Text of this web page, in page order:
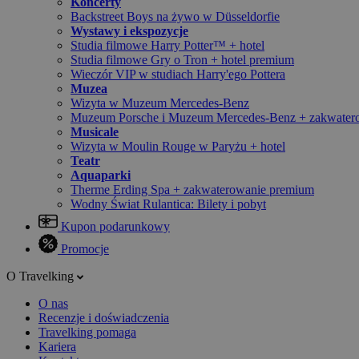
Backstreet Boys na żywo w Düsseldorfie
Wystawy i ekspozycje
Studia filmowe Harry Potter™ + hotel
Studia filmowe Gry o Tron + hotel premium
Wieczór VIP w studiach Harry'ego Pottera
Muzea
Wizyta w Muzeum Mercedes-Benz
Muzeum Porsche i Muzeum Mercedes-Benz +
Musicale
Wizyta w Moulin Rouge w Paryżu + hotel
Teatr
Aquaparki
Therme Erding Spa + zakwaterowanie premium
Wodny Świat Rulantica: Bilety i pobyt
Kupon podarunkowy
Promocje
O Travelking
O nas
Recenzje i doświadczenia
Travelking pomaga
Kariera